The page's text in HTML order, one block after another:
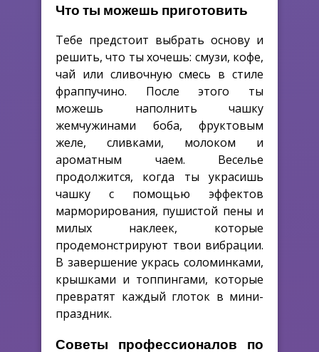
Что ты можешь приготовить
Тебе предстоит выбрать основу и
решить, что ты хочешь: смузи, кофе,
чай или сливочную смесь в стиле
фраппучино. После этого ты
можешь наполнить чашку
жемчужинами боба, фруктовым
желе, сливками, молоком и
ароматным чаем. Веселье
продолжится, когда ты украсишь
чашку с помощью эффектов
марморирования, пушистой пены и
милых наклеек, которые
продемонстрируют твои вибрации.
В завершение укрась соломинками,
крышками и топпингами, которые
превратят каждый глоток в мини-
праздник.
Советы профессионалов по